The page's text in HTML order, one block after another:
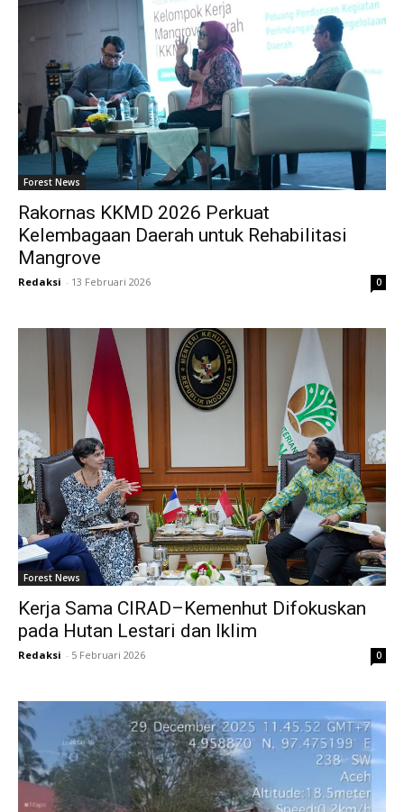
Forest News
Rakornas KKMD 2026 Perkuat
Kelembagaan Daerah untuk Rehabilitasi
Mangrove
Redaksi - 13 Februari 2026 0
Forest News
Kerja Sama CIRAD–Kemenhut Difokuskan
pada Hutan Lestari dan Iklim
Redaksi - 5 Februari 2026 0